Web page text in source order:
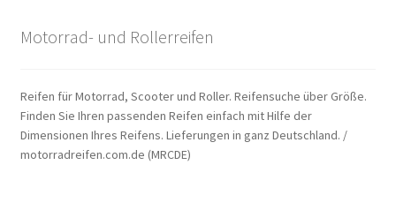
Motorrad- und Rollerreifen
Reifen für Motorrad, Scooter und Roller. Reifensuche über Größe.
Finden Sie Ihren passenden Reifen einfach mit Hilfe der
Dimensionen Ihres Reifens. Lieferungen in ganz Deutschland. /
motorradreifen.com.de (MRCDE)